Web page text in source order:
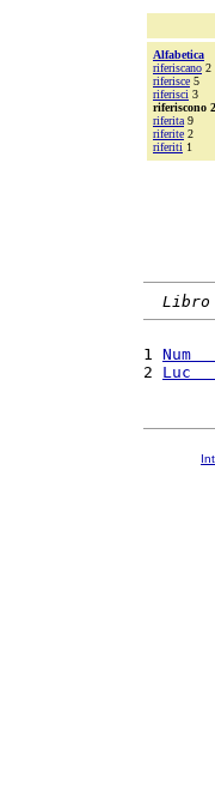
Alfabetica
riferiscano 2
riferisce 5
riferisci 3
riferiscono 2
riferita 9
riferite 2
riferiti 1
Libro
1 Num
2 Luc